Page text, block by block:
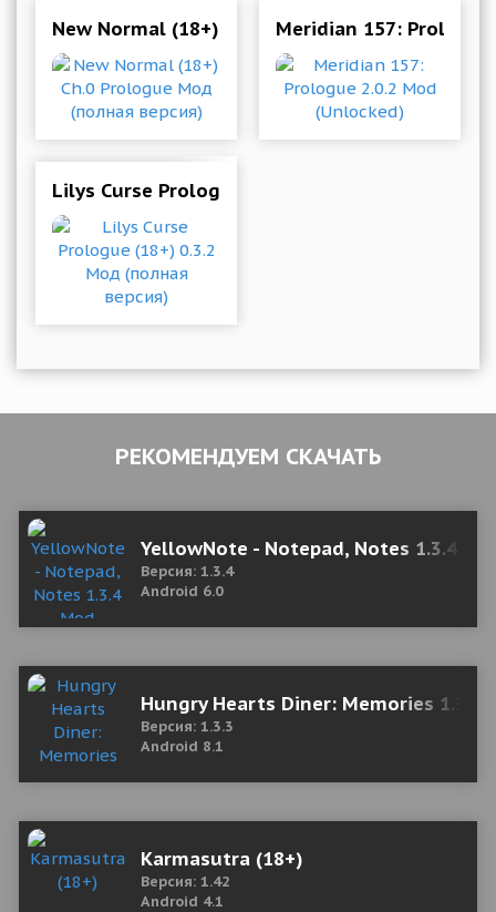
New Normal (18+) Ch.0 Prologue Мод (полная
Meridian 157:
Lilys Curse Prologue (18+) 0.3.2 Мод (полная
РЕКОМЕНДУЕМ СКАЧАТЬ
YellowNote - Notepad, Notes 1.3.4
Версия: 1.3.4
Android 6.0
Hungry Hearts Diner: Memories 1.3.3
Версия: 1.3.3
Android 8.1
Karmasutra (18+)
Версия: 1.42
Android 4.1